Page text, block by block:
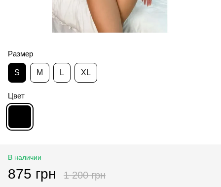
Размер
S M L XL
Цвет
В наличии
875 грн 1 200 грн